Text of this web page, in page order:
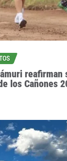
reafirman
los Cañones